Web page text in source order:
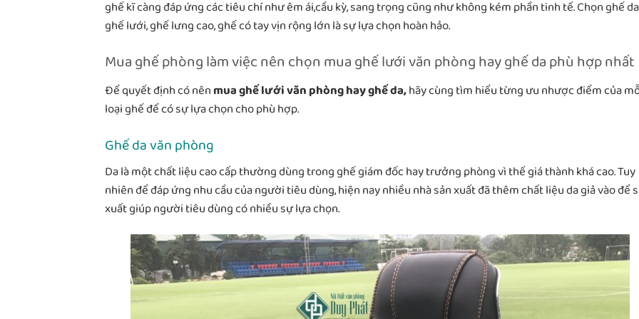
ghế kĩ càng đáp ứng các tiêu chí như êm ái,cầu kỳ, sang trọng cũng như không kém phần tinh tế. Chọn ghế
ghế lưới, ghế lưng cao, ghế có tay vịn rộng lớn là sự lựa chọn hoàn hảo.
Mua ghế phòng làm việc nên chọn mua ghế lưới văn phòng hay ghế da phù hợp nhất
Để quyết định có nênmua ghế lưới văn phòng hay ghế da,hãy cùng tìm hiểu từng ưu nhược điểm của
loại ghế để có sự lựa chọn cho phù hợp.
Ghế da văn phòng
Da là một chất liệu cao cấp thường dùng trong ghế giám đốc hay trưởng phòng vì thế giá thành khá cao. Tuy
nhiên để đáp ứng nhu cầu của người tiêu dùng, hiện nay nhiều nhà sản xuất đã thêm chất liệu da giả vào để
xuất giúp người tiêu dùng có nhiều sự lựa chọn.